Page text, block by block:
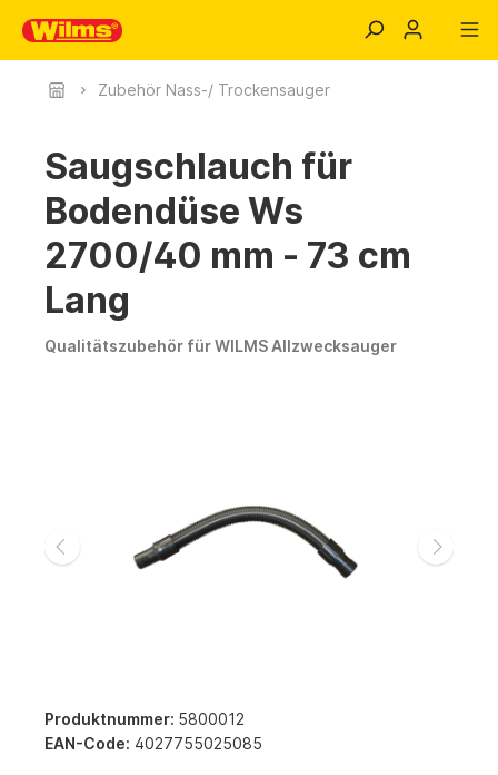
Zubehör Nass-/ Trockensauger
Saugschlauch für
Bodendüse Ws
2700/40 mm - 73 cm
Lang
Qualitätszubehör für WILMS Allzwecksauger
Produktnummer: 5800012
EAN-Code: 4027755025085